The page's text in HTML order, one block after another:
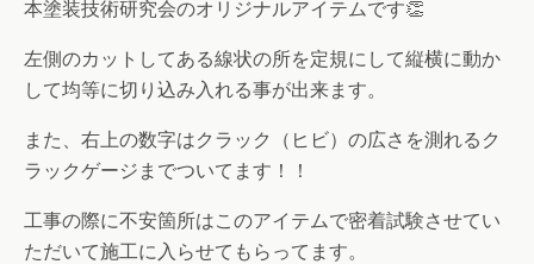
本塗装技術研究会のオリジナルアイテムです👏
左側のカットしてある線状の所を定規にして縦横に動か
して均等に切り込み入れる事が出来ます。
また、右上の数字はクラック（ヒビ）の広さを測れるク
ラックゲージまでついてます！！
工事の際に不安箇所はこのアイテムで密着試験させてい
ただいて施工に入らせてもらってます。